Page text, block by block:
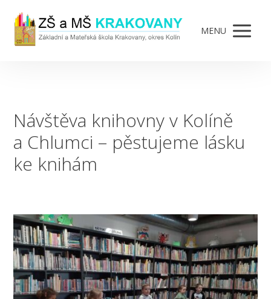
MENU
Návštěva knihovny v Kolíně
a Chlumci – pěstujeme lásku
ke knihám